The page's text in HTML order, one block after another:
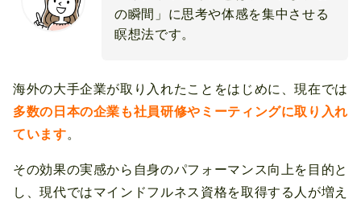
の瞬間」に思考や体感を集中させる
瞑想法です。
海外の大手企業が取り入れたことをはじめに、現在では
多数の日本の企業も社員研修やミーティングに取り入れ
ています。
その効果の実感から自身のパフォーマンス向上を目的と
し、現代ではマインドフルネス資格を取得する人が増え